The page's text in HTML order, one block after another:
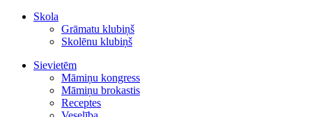
Skola
Grāmatu klubiņš
Skolēnu klubiņš
Sievietēm
Māmiņu kongress
Māmiņu brokastis
Receptes